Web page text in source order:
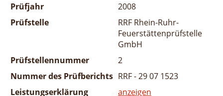
Prüfjahr
2008
Prüfstelle
RRF Rhein-Ruhr-
Feuerstättenprüfstelle
GmbH
Prüfstellennummer
2
Nummer des Prüfberichts RRF - 29 07 1523
Leistungserklärung
anzeigen